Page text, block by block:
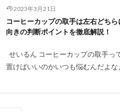
2023年3月21日
コーヒーカップの取手は左右どち
向きの判断ポイントを徹底解説！
せいるん コーヒーカップの取手っ
置けばいいのかいつも悩むんだよ